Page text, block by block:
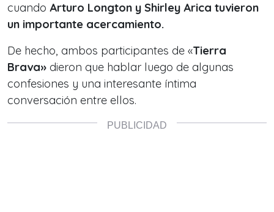
cuando Arturo Longton y Shirley Arica tuvieron
un importante acercamiento.
De hecho, ambos participantes de «Tierra
Brava» dieron que hablar luego de algunas
confesiones y una interesante íntima
conversación entre ellos.